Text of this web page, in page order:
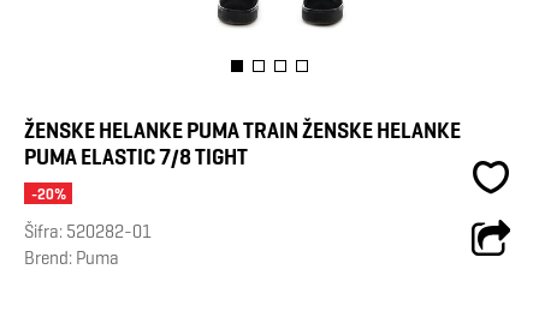
ŽENSKE HELANKE PUMA TRAIN ŽENSKE HELANKE
PUMA ELASTIC 7/8 TIGHT
-20%
Šifra: 520282-01
Brend: Puma